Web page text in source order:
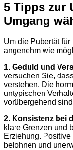
5 Tipps zur
Umgang
Um die Pubertät
angenehm wie
1. Geduld und
versuchen Sie,
verstehen. Die
untypischen
vorübergehend
2. Konsistenz bei
klare Grenzen und
Erziehung. Positive
belohnen und